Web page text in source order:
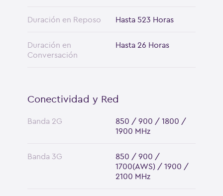
Duración en Reposo Hasta 523 Horas
Duración en
Conversación
Hasta 26 Horas
Conectividad y Red
Banda 2G
850 / 900 / 1800 /
1900 MHz
Banda 3G
850 / 900 /
1700(AWS) / 1900 /
2100 MHz